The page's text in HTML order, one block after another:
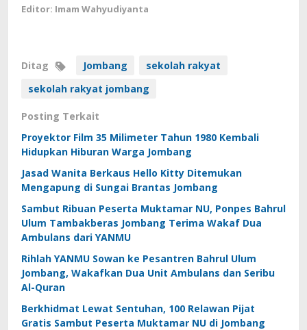
Editor: Imam Wahyudiyanta
Ditag Jombang
sekolah rakyat
sekolah rakyat jombang
Posting Terkait
Proyektor Film 35 Milimeter Tahun 1980 Kembali
Hidupkan Hiburan Warga Jombang
Jasad Wanita Berkaus Hello Kitty Ditemukan
Mengapung di Sungai Brantas Jombang
Sambut Ribuan Peserta Muktamar NU, Ponpes Bahrul
Ulum Tambakberas Jombang Terima Wakaf Dua
Ambulans dari YANMU
Rihlah YANMU Sowan ke Pesantren Bahrul Ulum
Jombang, Wakafkan Dua Unit Ambulans dan Seribu
Al-Quran
Berkhidmat Lewat Sentuhan, 100 Relawan Pijat
Gratis Sambut Peserta Muktamar NU di Jombang